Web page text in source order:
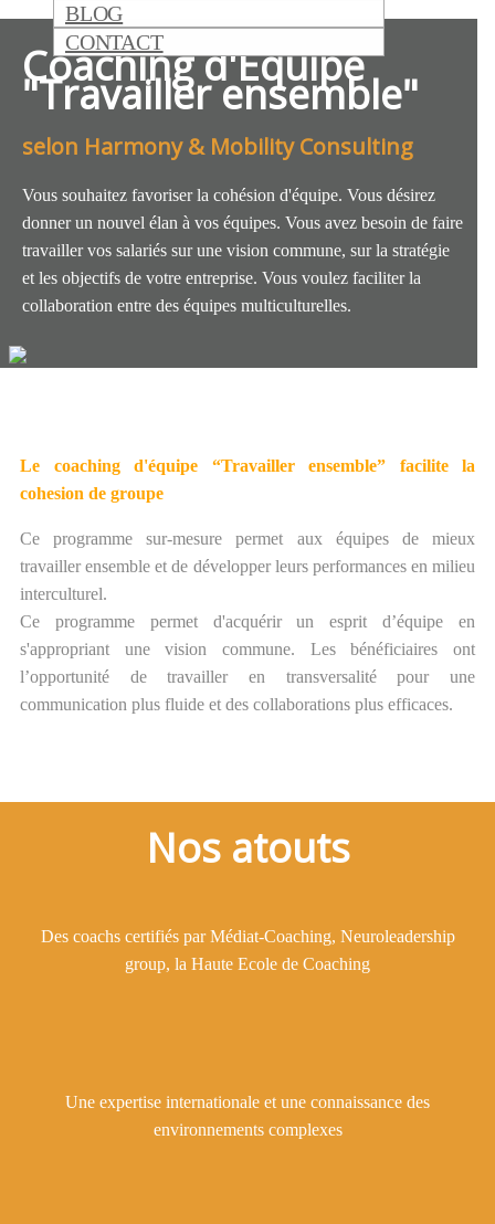
BLOG
CONTACT
Coaching d'Equipe
"Travailler ensemble"
selon Harmony & Mobility Consulting
Vous souhaitez favoriser la cohésion d'équipe. Vous désirez
donner un nouvel élan à vos équipes. Vous avez besoin de faire
travailler vos salariés sur une vision commune, sur la stratégie
et les objectifs de votre entreprise. Vous voulez faciliter la
collaboration entre des équipes multiculturelles.
Le coaching d'équipe “Travailler ensemble” facilite la
cohesion de groupe
Ce programme sur-mesure permet aux équipes de mieux
travailler ensemble et de développer leurs performances en milieu
interculturel.
Ce programme permet d'acquérir un esprit d’équipe en
s'appropriant une vision commune. Les bénéficiaires ont
l’opportunité de travailler en transversalité pour une
communication plus fluide et des collaborations plus efficaces.
Nos atouts
Des coachs certifiés par Médiat-Coaching, Neuroleadership
group, la Haute Ecole de Coaching
Une expertise internationale et une connaissance des
environnements complexes